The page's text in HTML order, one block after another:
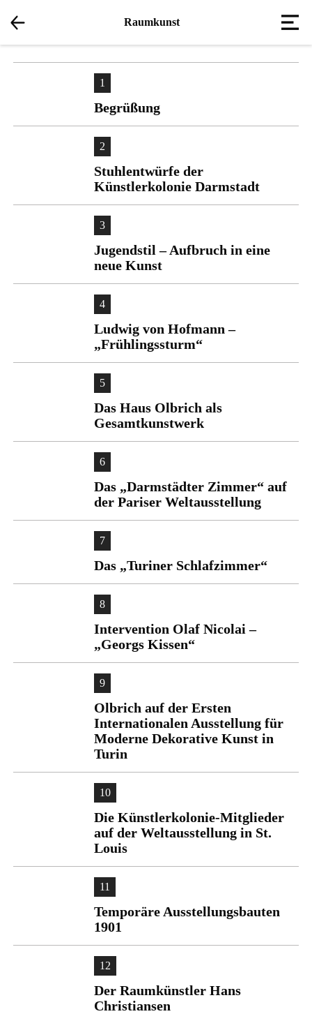
Raumkunst
1
Begrüßung
2
Stuhlentwürfe der
Künstlerkolonie Darmstadt
3
Jugendstil – Aufbruch in eine
neue Kunst
4
Ludwig von Hofmann –
„Frühlingssturm“
5
Das Haus Olbrich als
Gesamtkunstwerk
6
Das „Darmstädter Zimmer“ auf
der Pariser Weltausstellung
7
Das „Turiner Schlafzimmer“
8
Intervention Olaf Nicolai –
„Georgs Kissen“
9
Olbrich auf der Ersten
Internationalen Ausstellung für
Moderne Dekorative Kunst in
Turin
10
Die Künstlerkolonie-Mitglieder
auf der Weltausstellung in St.
Louis
11
Temporäre Ausstellungsbauten
1901
12
Der Raumkünstler Hans
Christiansen